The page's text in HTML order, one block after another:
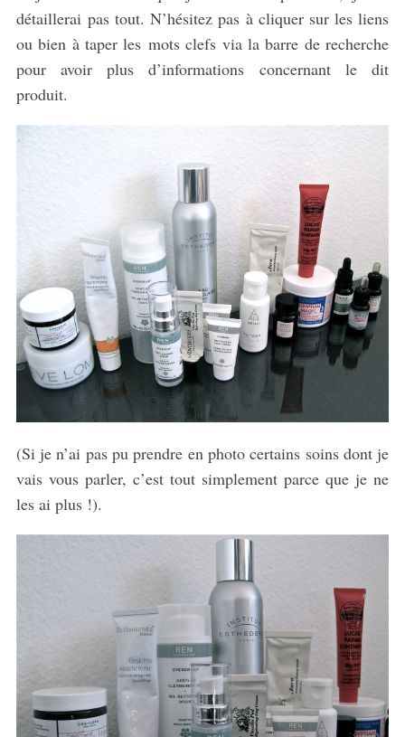
détaillerai pas tout. N’hésitez pas à cliquer sur les liens
ou bien à taper les mots clefs via la barre de recherche
pour avoir plus d’informations concernant le dit
produit.
(Si je n’ai pas pu prendre en photo certains soins dont je
vais vous parler, c’est tout simplement parce que je ne
les ai plus !).